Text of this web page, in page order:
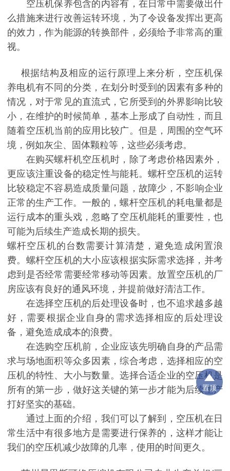
空压机保养包含的内容有，在日常中需要做出什
么措施来进行改善运转环境，为了令设备发挥出更高
的效力，作为能源的转换部件，必须给予非常高的重
视。
根据结构及相应的运行原理上来分析，空压机保
养电机有不同的分类，在划分时受到的因素有多种的
情况，对于常见的直流式，它所受到的外界影响比较
小，在维护的时候简单，基本上形成了自动性，而且
随着空压机当前的应用比较广。但是，周围的空气环
境，例如灰尘、固体颗粒等，这些必须考虑。
在购买螺杆机空压机时，除了考虑价格因素外，
更应该注重设备的稳定性与能耗。螺杆空压机的运转
比较稳定不容易造成质量问题，故障少 ， 不影响企业
正常的生产工作。一般的，螺杆空压机的耗电量都是
运行成本的重头戏，忽略了空压机能耗的重要性，也
可能为后续生产造成长期的损失。
螺杆空压机的台数需要计算清楚，避免造成闲置浪
费。 螺杆空压机的大小应该根据实际需求选择，并考
虑到是否经常需要经常移动等因素。放置空压机的厂
房应该有良好的通风环境，并提前做好清洁工作。
在选择空压机的后处理设备时，也不追求越多越
好，需要根据企业自身的需求选择相应的后处理设
备，避免造成成本的浪费。
在选购空压机前，企业应该先明确自身的产品需
求与场地面积等众多因素，综合考虑，选择相应的空
压机的特性、大小与数量。选择合适企业的空压机是
所有的第一步，做好这关键的第一步才能为后续生产
打好坚实的基础。
通过上面的介绍，我们可以了解到，空压机在日
常生活中有很多地方是需要进行保养的，这样才能让
我们的空压机减少故障的几率，使用的时间更久。
置顶